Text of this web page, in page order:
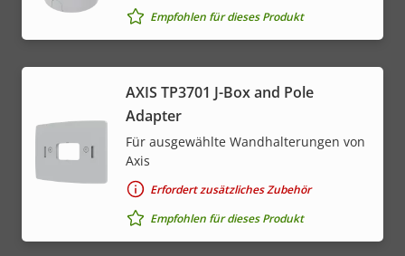
Empfohlen für dieses Produkt
AXIS TP3701 J-Box and Pole
Adapter
Für ausgewählte Wandhalterungen von
Axis
Erfordert zusätzliches Zubehör
Empfohlen für dieses Produkt